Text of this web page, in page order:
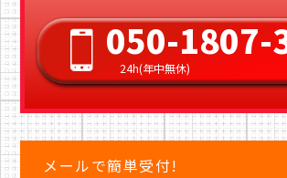
050-1807-
24h(年中無休)
メールで簡単受付!